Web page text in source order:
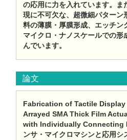
の応用に力を入れています。ま
現に不可欠な、超微細パターン
料の薄膜・厚膜形成、エッチン
マイクロ・ナノスケールでの形
んでいます。
論文
Fabrication of Tactile
Arrayed SMA Thick Film
with Individually Connecting
ンサ・マイクロマシンと応用シ